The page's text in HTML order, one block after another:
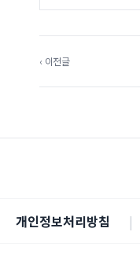
‹ 이전글
개인정보처리방침 |